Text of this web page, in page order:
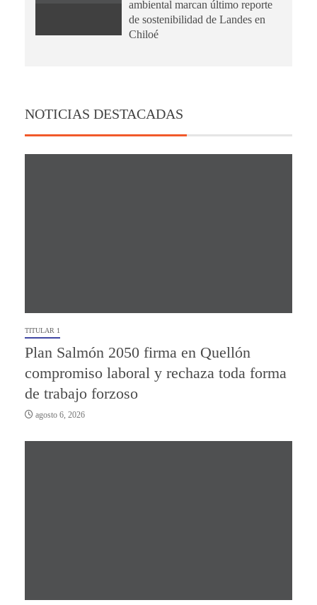
ambiental marcan último reporte
de sostenibilidad de Landes en
Chiloé
NOTICIAS DESTACADAS
TITULAR 1
Plan Salmón 2050 firma en Quellón
compromiso laboral y rechaza toda forma
de trabajo forzoso
agosto 6, 2026